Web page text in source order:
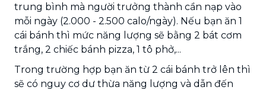
trung bình mà người trưởng thành cần nạp vào
mỗi ngày (2.000 - 2.500 calo/ngày). Nếu bạn ăn 1
cái bánh thì mức năng lượng sẽ bằng 2 bát cơm
trắng, 2 chiếc bánh pizza, 1 tô phở,...
Trong trường hợp bạn ăn từ 2 cái bánh trở lên thì
sẽ có nguy cơ dư thừa năng lượng và dẫn đến